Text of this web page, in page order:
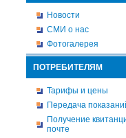
Новости
СМИ о нас
Фотогалерея
ПОТРЕБИТЕЛЯМ
Тарифы и цены
Передача
Получение
почте